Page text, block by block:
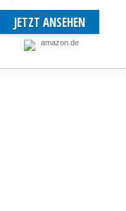
JETZT ANSEHEN
amazon.de